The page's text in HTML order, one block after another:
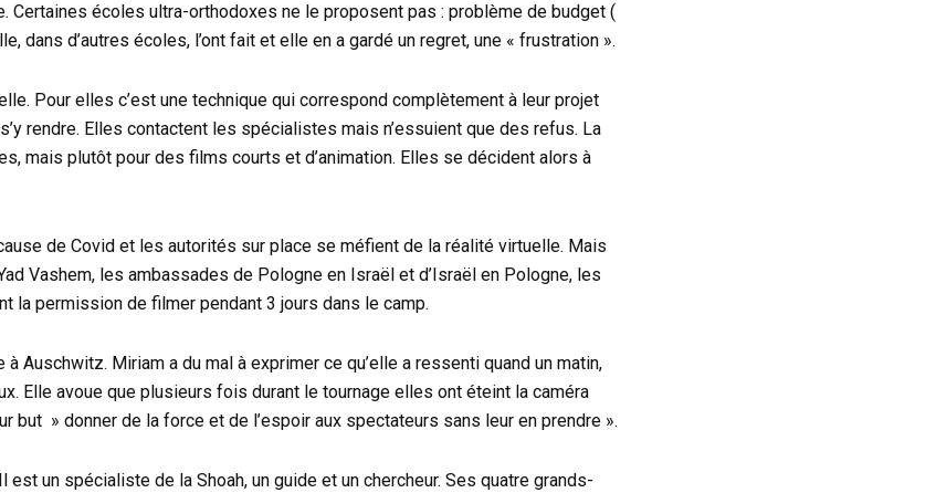
Certaines écoles ultra-orthodoxes ne le proposent pas : problème de budget (
dans d’autres écoles, l’ont fait et elle en a gardé un regret, une « frustration ».
Pour elles c’est une technique qui correspond complètement à leur projet
rendre. Elles contactent les spécialistes mais n’essuient que des refus. La
mais plutôt pour des films courts et d’animation. Elles se décident alors à
de Covid et les autorités sur place se méfient de la réalité virtuelle. Mais
Vashem, les ambassades de Pologne en Israël et d’Israël en Pologne, les
la permission de filmer pendant 3 jours dans le camp.
Auschwitz. Miriam a du mal à exprimer ce qu’elle a ressenti quand un matin,
Elle avoue que plusieurs fois durant le tournage elles ont éteint la caméra
» donner de la force et de l’espoir aux spectateurs sans leur en prendre ».
un spécialiste de la Shoah, un guide et un chercheur. Ses quatre grands-